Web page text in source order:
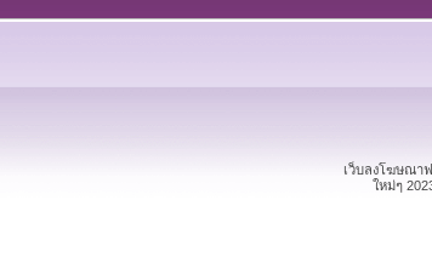
เว็บลงโฆษณา
ใหม่ๆ